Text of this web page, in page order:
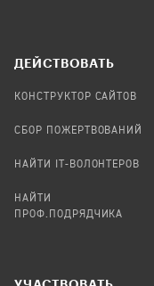
ДЕЙСТВОВАТЬ
КОНСТРУКТОР САЙТОВ
СБОР ПОЖЕРТВОВАНИЙ
НАЙТИ IT-ВОЛОНТЕРОВ
НАЙТИ
ПРОФ.ПОДРЯДЧИКА